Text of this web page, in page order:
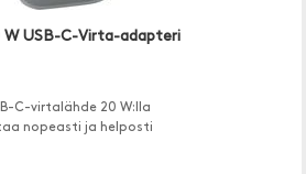
W USB-C-Virta-adapteri
C-virtalähde 20 W:lla
nopeasti ja helposti